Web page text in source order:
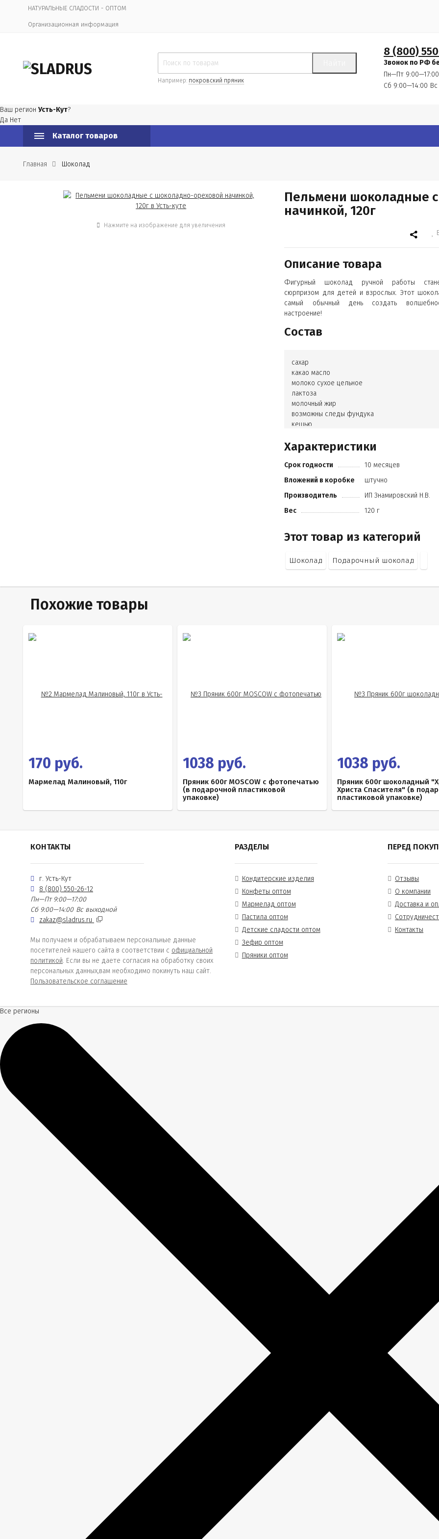
НАТУРАЛЬНЫЕ СЛАДОСТИ - ОПТОМ
Организационная информация
Например: покровский пряник
8 (800)
Звонок по РФ
Пн—Пт 9:00—17:00
Сб 9:00—14:00
Ваш регион Усть-Кут?
Да Нет
Каталог товаров
Главная Шоколад
Нажмите на изображение для увеличения
Пельмени шоколадные
начинкой, 120г
Описание товара
Фигурный шоколад ручной работы
сюрпризом для детей и взрослых. Этот
самый обычный день создать
настроение!
Состав
сахар
какао масло
молоко сухое цельное
лактоза
молочный жир
возможны следы фундука
кешью
какао продуктов не менее 28%
кандурин
шоколадно-ореховая паста
пищевой краситель.
Характеристики
Срок годности
10 месяцев
Вложений в коробке
штучно
Производитель
ИП Знамировский Н.В.
Вес
120 г
Этот товар из категорий
Шоколад Подарочный шоколад
Похожие товары
170 руб.
Мармелад Малиновый, 110г
1038 руб.
Пряник 600г MOSCOW с фотопечатью
(в подарочной пластиковой
упаковке)
1038 руб.
Пряник 600г шоколадный
Христа Спасителя" (в
пластиковой упаковке)
КОНТАКТЫ
г. Усть-Кут
8 (800) 550-26-12
Пн—Пт 9:00—17:00
Сб 9:00—14:00 Вс выходной
zakaz@sladrus.ru
Мы получаем и обрабатываем персональные данные
посетителей нашего сайта в соответствии с официальной
политикой. Если вы не даете согласия на обработку своих
персональных данных,вам необходимо покинуть наш сайт.
Пользовательское соглашение
РАЗДЕЛЫ
Кондитерские изделия
Конфеты оптом
Мармелад оптом
Пастила оптом
Детские сладости оптом
Зефир оптом
Пряники оптом
ПЕРЕД
Отзывы
О компании
Доставка и
Контакты
Все регионы